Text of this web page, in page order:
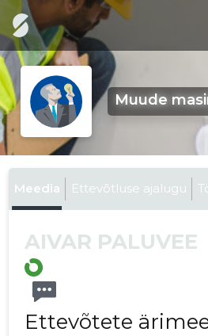
Muude
Meedia Ettevõtluse ajalugu
AIVAR PALUVEE
Ettevõtete